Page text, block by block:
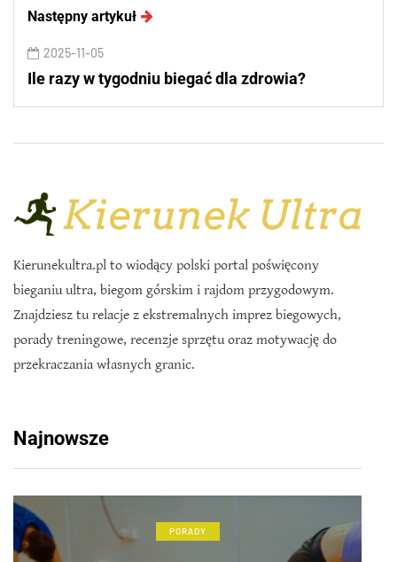
Następny artykuł
2025-11-05
Ile razy w tygodniu biegać dla zdrowia?
Kierunekultra.pl to wiodący polski portal poświęcony
bieganiu ultra, biegom górskim i rajdom przygodowym.
Znajdziesz tu relacje z ekstremalnych imprez biegowych,
porady treningowe, recenzje sprzętu oraz motywację do
przekraczania własnych granic.
Najnowsze
PORADY